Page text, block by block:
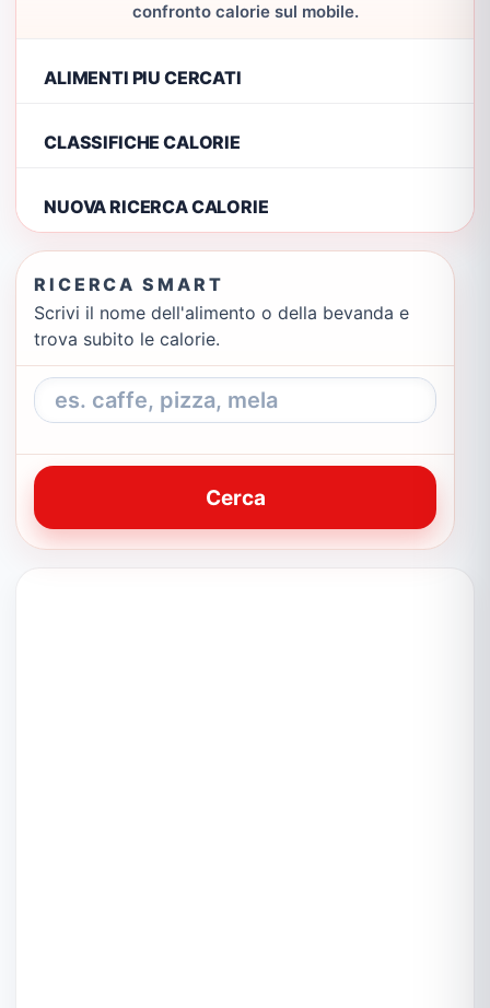
confronto calorie sul mobile.
ALIMENTI PIU CERCATI
CLASSIFICHE CALORIE
NUOVA RICERCA CALORIE
RICERCA SMART
Scrivi il nome dell'alimento o della bevanda e
trova subito le calorie.
Cerca